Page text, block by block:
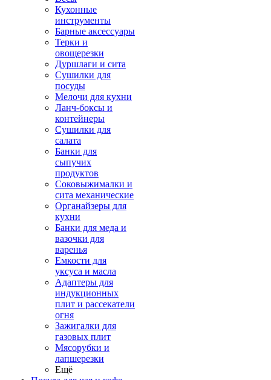
Кухонные
инструменты
Барные аксессуары
Терки и
овощерезки
Дуршлаги и сита
Сушилки для
посуды
Мелочи для кухни
Ланч-боксы и
контейнеры
Сушилки для
салата
Банки для
сыпучих
продуктов
Соковыжималки и
сита механические
Органайзеры для
кухни
Банки для меда и
вазочки для
варенья
Емкости для
уксуса и масла
Адаптеры для
индукционных
плит и рассекатели
огня
Зажигалки для
газовых плит
Мясорубки и
лапшерезки
Ещё